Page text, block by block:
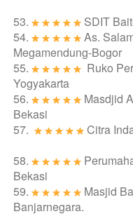
53.
SDIT
54.
As.
Megamendung-Bogor
55.
Ruko
Yogyakarta
56.
Masdjid
Bekasi
57.
Citra
58.
Bekasi
59.
Masjid
Banjarnegara.